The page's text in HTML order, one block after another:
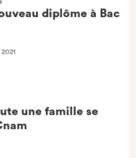
diplôme à Bac
une famille se